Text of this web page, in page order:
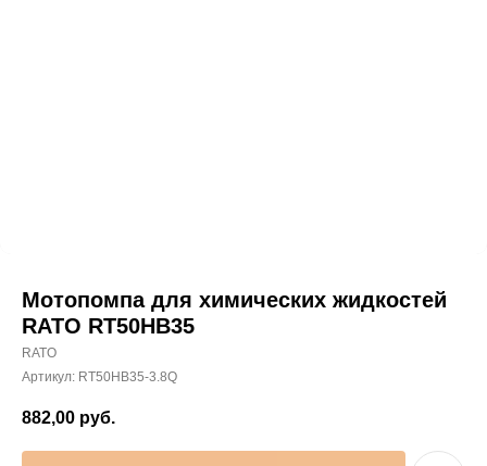
Мотопомпа для химических жидкостей
RATO RT50HB35
RATO
Артикул: RT50HB35-3.8Q
882,00 руб.